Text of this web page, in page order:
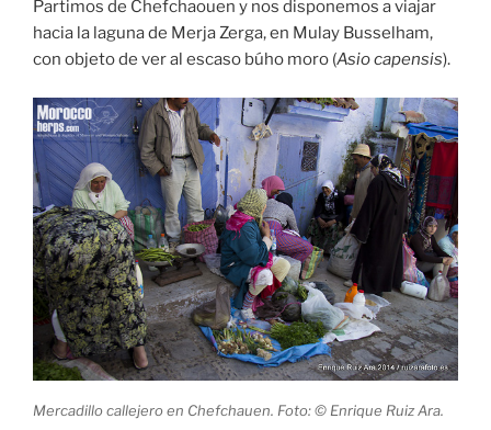
Partimos de Chefchaouen y nos disponemos a viajar
hacia la laguna de Merja Zerga, en Mulay Busselham,
con objeto de ver al escaso búho moro (Asio capensis).
Mercadillo callejero en Chefchauen. Foto: © Enrique Ruiz Ara.